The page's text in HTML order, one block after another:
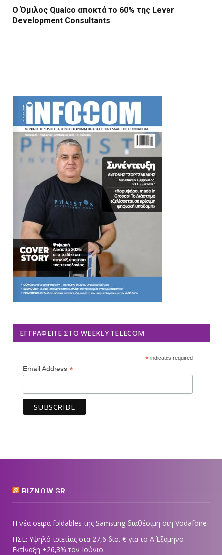
Ο Όμιλος Qualco αποκτά το 60% της Lever
Development Consultants
ΕΓΓΡΑΦΕΊΤΕ ΣΤΟ WEEKLY TELECOM
*indicates required
Email Address *
BIZNOW.GR
Η νέα σειρά foldables της Samsung διαθέσιμη στη Vodafone
ΠΣΕ: Υψηλό τριετίας στα 27,6 δισ. € για το Α΄ Εξάμηνο –
Εκτίναξη +26,3% τον Ιούνιο